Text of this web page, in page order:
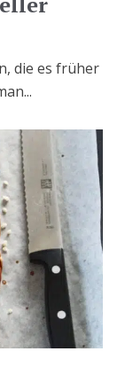
die es früher